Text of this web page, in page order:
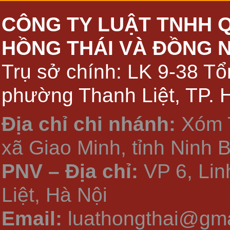
CÔNG TY LUẬT TNHH
HỒNG THÁI VÀ ĐỒNG
Trụ sở chính: LK 9-38
phường Thanh Liệt, TP.
Địa chỉ chi nhánh: Xóm
xã Giao Minh, tỉnh Ninh
PNV – Địa chỉ: VP 6,
Liệt, Hà Nội
Email: